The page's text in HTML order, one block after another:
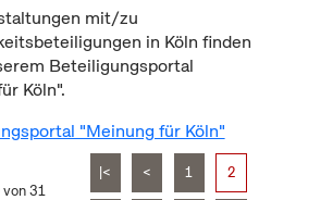
mit/zu
in Köln finden
Beteiligungsportal
Köln".
"Meinung für Köln"
von 31
|< < 1 2